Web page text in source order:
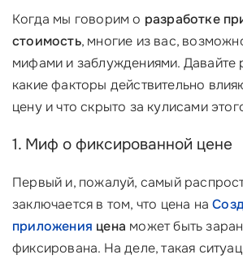
Когда мы говорим о разработке
стоимость, многие из вас,
мифами и заблуждениями. Давайте
какие факторы действительно
цену и что скрыто за кулисами
1. Миф о фиксированной цене
Первый и, пожалуй, самый
заключается в том, что цена на
приложения цена может быть
фиксирована. На деле, такая